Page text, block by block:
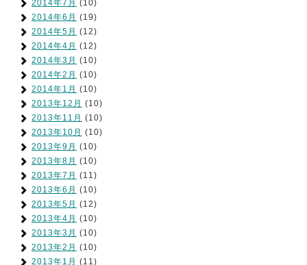
2014年7月 (10)
2014年6月 (19)
2014年5月 (12)
2014年4月 (12)
2014年3月 (10)
2014年2月 (10)
2014年1月 (10)
2013年12月 (10)
2013年11月 (10)
2013年10月 (10)
2013年9月 (10)
2013年8月 (10)
2013年7月 (11)
2013年6月 (10)
2013年5月 (12)
2013年4月 (10)
2013年3月 (10)
2013年2月 (10)
2013年1月 (11)